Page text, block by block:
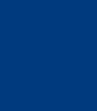
méo, vỡ.
Bàn Phím
,T440S,T431S